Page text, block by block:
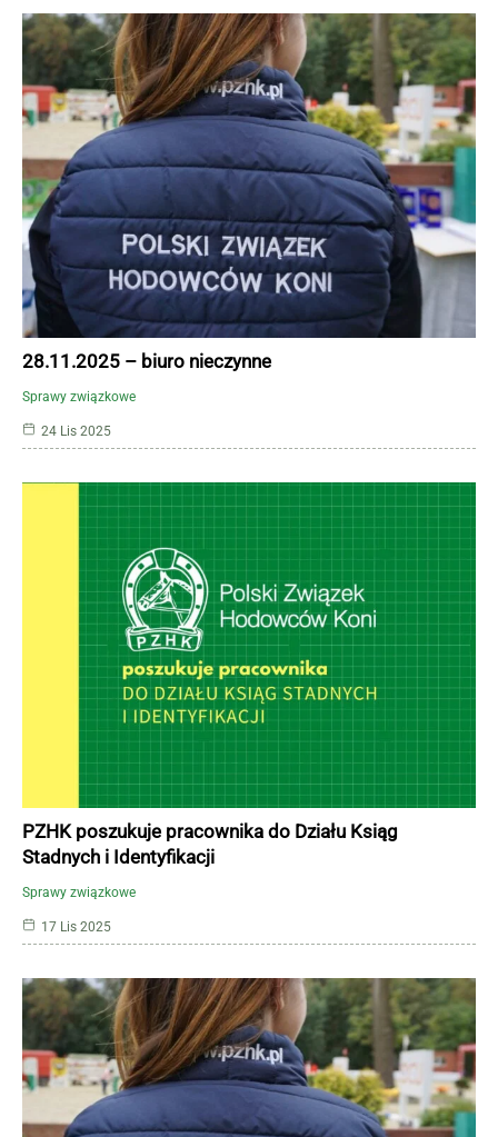
Sprawy związkowe
28.11.2025 – biuro nieczynne
24 Lis 2025
Sprawy związkowe
PZHK poszukuje pracownika do Działu Ksiąg
Stadnych i Identyfikacji
17 Lis 2025